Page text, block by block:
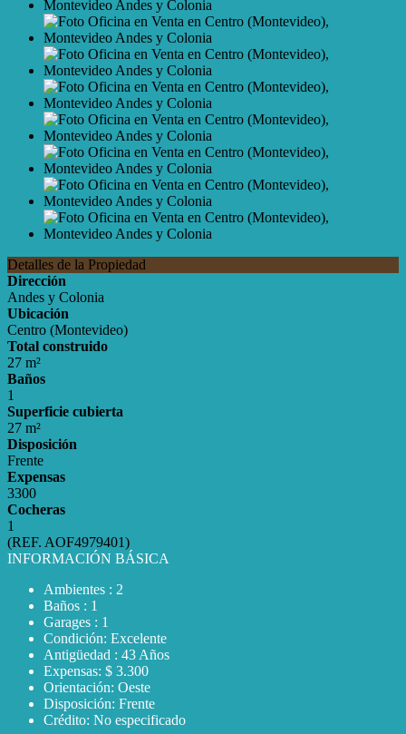
Detalles de la Propiedad
Dirección
Andes y Colonia
Ubicación
Centro (Montevideo)
Total construido
27 m²
Baños
1
Superficie cubierta
27 m²
Disposición
Frente
Expensas
3300
Cocheras
1
(REF. AOF4979401)
INFORMACIÓN BÁSICA
Ambientes : 2
Baños : 1
Garages : 1
Condición: Excelente
Antigüedad : 43 Años
Expensas: $ 3.300
Orientación: Oeste
Disposición: Frente
Crédito: No especificado